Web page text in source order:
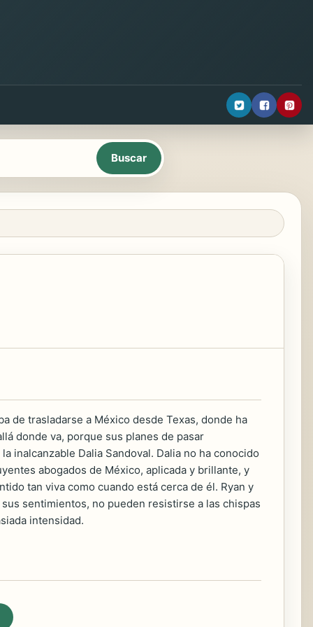
de trasladarse a México desde Texas, donde ha
donde va, porque sus planes de pasar
inalcanzable Dalia Sandoval. Dalia no ha conocido
abogados de México, aplicada y brillante, y
tan viva como cuando está cerca de él. Ryan y
sentimientos, no pueden resistirse a las chispas
intensidad.